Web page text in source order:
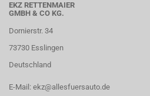
EKZ RETTENMAIER
GMBH & CO KG.
Dornierstr. 34
73730 Esslingen
Deutschland
E-Mail: ekz@allesfuersauto.de